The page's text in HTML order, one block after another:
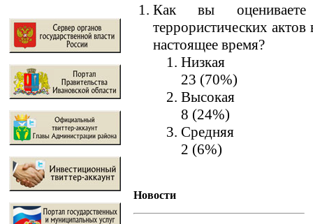
Как вы оцениваете
террористических
настоящее время?
Низкая
23 (70%)
Высокая
8 (24%)
Средняя
2 (6%)
Новости